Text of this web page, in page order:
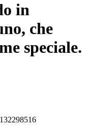
in
che
speciale.